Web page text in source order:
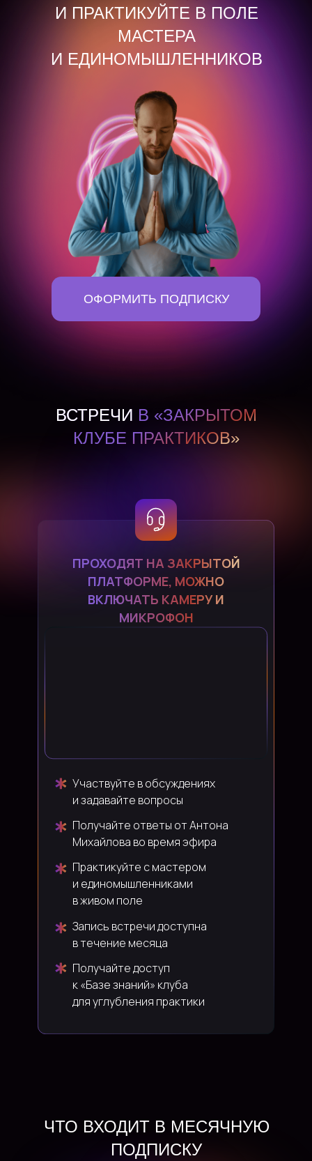
ОФОРМИТЬ ПОДПИСКУ
И ПРАКТИКУЙТЕ В ПОЛЕ
МАСТЕРА
И ЕДИНОМЫШЛЕННИКОВ
Получайте ответы от Антона
Михайлова во время эфира
Запись встречи доступна
в течение месяца
Участвуйте в обсуждениях
и задавайте вопросы
Практикуйте с мастером
и единомышленниками
в живом поле
Получайте доступ
к «Базе знаний» клуба
для углубления практики
ПРОХОДЯТ НА ЗАКРЫТОЙ
ПЛАТФОРМЕ, МОЖНО
ВКЛЮЧАТЬ КАМЕРУ И
МИКРОФОН
ВСТРЕЧИ В «ЗАКРЫТОМ
КЛУБЕ ПРАКТИКОВ»
ЧТО ВХОДИТ В МЕСЯЧНУЮ
ПОДПИСКУ